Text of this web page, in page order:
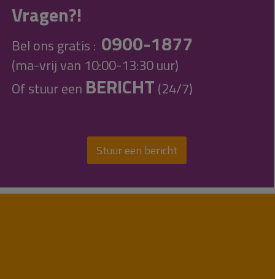
Vragen?!
Bel ons gratis : 0900-1877
(ma-vrij van 10:00-13:30 uur)
Of stuur een BERICHT (24/7)
Stuur een bericht